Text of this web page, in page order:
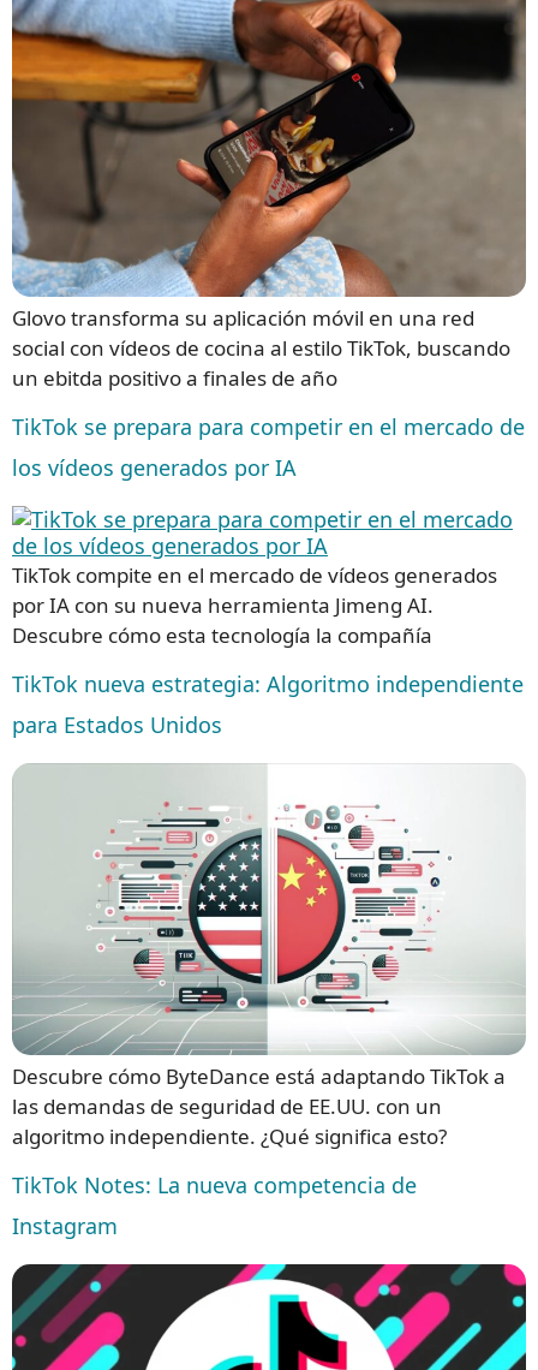
Glovo transforma su aplicación móvil en una red
social con vídeos de cocina al estilo TikTok, buscando
un ebitda positivo a finales de año
TikTok se prepara para competir en el mercado de
los vídeos generados por IA
TikTok compite en el mercado de vídeos generados
por IA con su nueva herramienta Jimeng AI.
Descubre cómo esta tecnología la compañía
TikTok nueva estrategia: Algoritmo independiente
para Estados Unidos
Descubre cómo ByteDance está adaptando TikTok a
las demandas de seguridad de EE.UU. con un
algoritmo independiente. ¿Qué significa esto?
TikTok Notes: La nueva competencia de
Instagram